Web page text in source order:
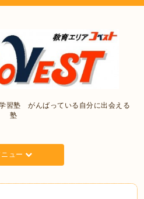
習塾 がんばっている自分に出会える
塾
ニュー